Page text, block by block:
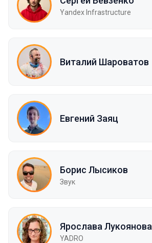
Yandex Infrastructure
Виталий Шароватов
Евгений Заяц
Борис Лысиков
Звук
Ярослава Лукоянова
YADRO